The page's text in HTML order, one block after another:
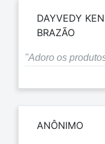
DAYVEDY
BRAZÃO
"Adoro os
ANÔNIMO